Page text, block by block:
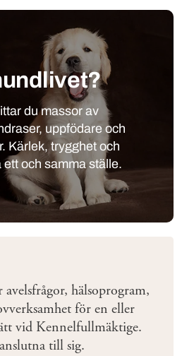
du massor av
uppfödare och
Kärlek, trygghet och
och samma ställe.
hälsoprogram,
för en eller
vid Kennelfullmäktige.
till sig.